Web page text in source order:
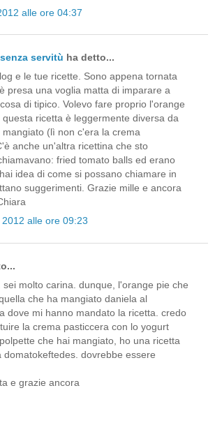
alle ore 04:37
servitù ha detto...
e le tue ricette. Sono appena tornata
presa una voglia matta di imparare a
di tipico. Volevo fare proprio l'orange
questa ricetta è leggermente diversa da
mangiato (lì non c'era la crema
anche un'altra ricettina che sto
fried tomato balls ed erano
idea di come si possano chiamare in
suggerimenti. Grazie mille e ancora
alle ore 09:23
sei molto carina. dunque, l'orange pie che
che ha mangiato daniela al
dove mi hanno mandato la ricetta. credo
la crema pasticcera con lo yogurt
che hai mangiato, ho una ricetta
domatokeftedes. dovrebbe essere
e grazie ancora